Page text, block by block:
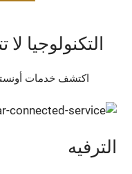
التكنولوجيا
اكتشف خدمات
الترفيه